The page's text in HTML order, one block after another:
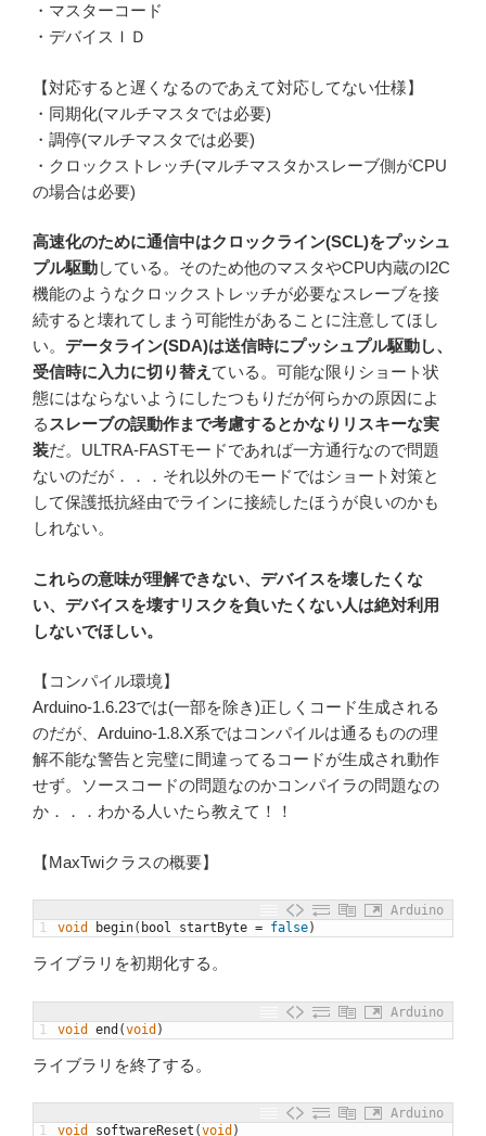
・マスターコード
・デバイスＩＤ
【対応すると遅くなるのであえて対応してない仕様】
・同期化(マルチマスタでは必要)
・調停(マルチマスタでは必要)
・クロックストレッチ(マルチマスタかスレーブ側がCPU
の場合は必要)
高速化のために通信中はクロックライン(SCL)をプッシュ
プル駆動している。そのため他のマスタやCPU内蔵のI2C
機能のようなクロックストレッチが必要なスレーブを接
続すると壊れてしまう可能性があることに注意してほし
い。 データライン(SDA)は送信時にプッシュプル駆動し、
受信時に入力に切り替え ている。可能な限りショート状
態にはならないようにしたつもりだが何らかの原因によ
るスレーブの誤動作まで考慮するとかなりリスキーな実
装だ。ULTRA-FASTモードであれば一方通行なので問題
ないのだが．．．それ以外のモードではショート対策と
して保護抵抗経由でラインに接続したほうが良いのかも
しれない。
これらの意味が理解できない、デバイスを壊したくな
い、デバイスを壊すリスクを負いたくない人は絶対利用
しないでほしい。
【コンパイル環境】
Arduino-1.6.23では(一部を除き)正しくコード生成される
のだが、Arduino-1.8.X系ではコンパイルは通るものの理
解不能な警告と完璧に間違ってるコードが生成され動作
せず。ソースコードの問題なのかコンパイラの問題なの
か．．．わかる人いたら教えて！！
【MaxTwiクラスの概要】
Arduino
1
void begin( bool startByte = false)
ライブラリを初期化する。
Arduino
1
void end (void )
ライブラリを終了する。
Arduino
1
void softwareReset (void )